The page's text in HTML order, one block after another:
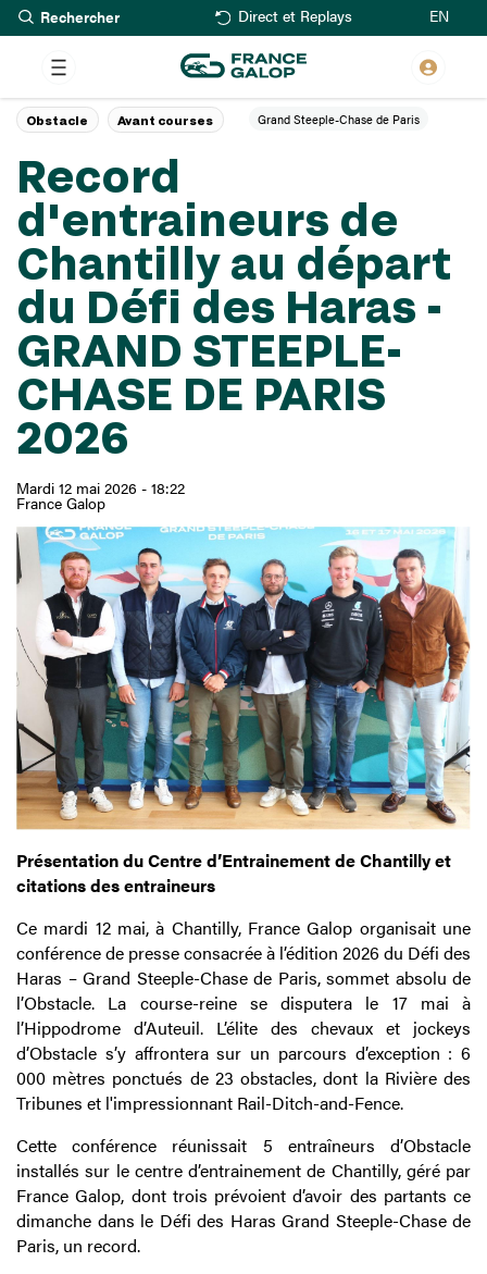
Aller
au
contenu
principal
Rechercher Direct et Replays EN
Record
d'entraineurs de
Chantilly au départ
du Défi des Haras -
GRAND STEEPLE-
CHASE DE PARIS
2026
Mardi 12 mai 2026 - 18:22
France Galop
Obstacle Avant courses Grand Steeple-Chase de Paris
Présentation du Centre d’Entrainement de Chantilly et
citations des entraineurs
Ce mardi 12 mai, à Chantilly, France Galop organisait une
conférence de presse consacrée à l’édition 2026 du Défi des
Haras – Grand Steeple-Chase de Paris, sommet absolu de
l’Obstacle. La course-reine se disputera le 17 mai à
l’Hippodrome d’Auteuil. L’élite des chevaux et jockeys
d’Obstacle s’y affrontera sur un parcours d’exception : 6
000 mètres ponctués de 23 obstacles, dont la Rivière des
Tribunes et l'impressionnant Rail-Ditch-and-Fence.
Cette conférence réunissait 5 entraîneurs d’Obstacle
installés sur le centre d’entrainement de Chantilly, géré par
France Galop, dont trois prévoient d’avoir des partants ce
dimanche dans le Défi des Haras Grand Steeple-Chase de
Paris, un record.